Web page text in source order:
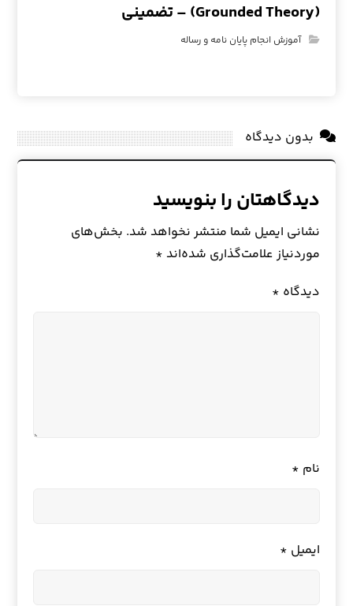
(Grounded Theory) – تضمینی
آموزش انجام پایان نامه و رساله
بدون دیدگاه
دیدگاهتان را بنویسید
نشانی ایمیل شما منتشر نخواهد شد. بخش‌های
موردنیاز علامت‌گذاری شده‌اند *
دیدگاه *
نام *
ایمیل *